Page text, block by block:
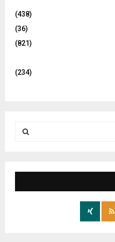
(438)
(36)
(821)
(234)
E
A